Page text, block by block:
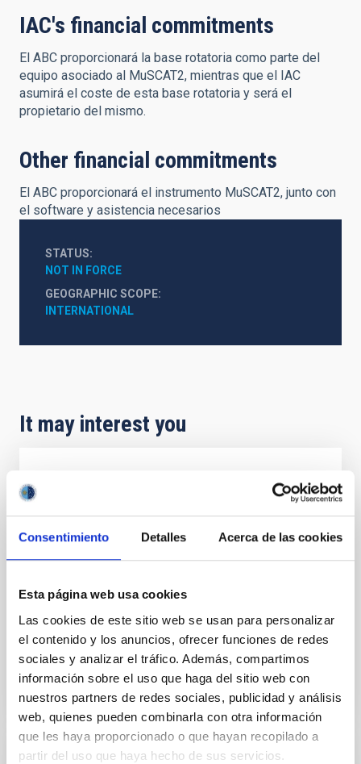
Consentimiento Detalles Acerca de las cookies
Esta página web usa cookies
Las cookies de este sitio web se usan para personalizar
el contenido y los anuncios, ofrecer funciones de redes
sociales y analizar el tráfico. Además, compartimos
información sobre el uso que haga del sitio web con
nuestros partners de redes sociales, publicidad y análisis
web, quienes pueden combinarla con otra información
que les haya proporcionado o que hayan recopilado a
partir del uso que haya hecho de sus servicios.
IAC's financial commitments
El ABC proporcionará la base rotatoria como parte del
equipo asociado al MuSCAT2, mientras que el IAC
asumirá el coste de esta base rotatoria y será el
propietario del mismo.
Other financial commitments
El ABC proporcionará el instrumento MuSCAT2, junto con
el software y asistencia necesarios
STATUS
NOT IN FORCE
GEOGRAPHIC SCOPE
INTERNATIONAL
It may interest you
Acuerdo de explotación científica de los
Canarias (IAC) y Science and Technology
Organisatie voor Wetenschappelijk
In force